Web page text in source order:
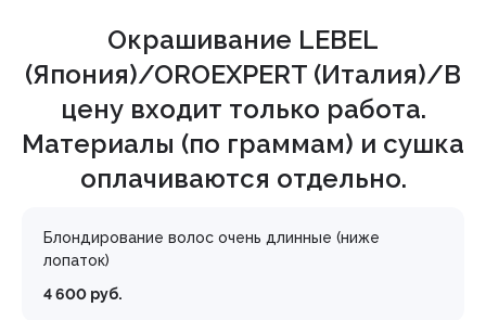
Окрашивание LEBEL
(Япония)/OROEXPERT (Италия)/В
цену входит только работа.
Материалы (по граммам) и сушка
оплачиваются отдельно.
Блондирование волос очень длинные (ниже
лопаток)
4 600 руб.